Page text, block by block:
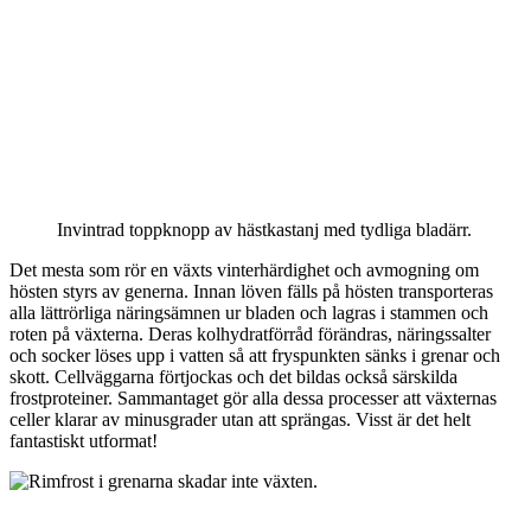
Invintrad toppknopp av hästkastanj med tydliga bladärr.
Det mesta som rör en växts vinterhärdighet och avmogning om
hösten styrs av generna. Innan löven fälls på hösten transporteras
alla lättrörliga näringsämnen ur bladen och lagras i stammen och
roten på växterna. Deras kolhydratförråd förändras, näringssalter
och socker löses upp i vatten så att fryspunkten sänks i grenar och
skott. Cellväggarna förtjockas och det bildas också särskilda
frostproteiner. Sammantaget gör alla dessa processer att växternas
celler klarar av minusgrader utan att sprängas. Visst är det helt
fantastiskt utformat!